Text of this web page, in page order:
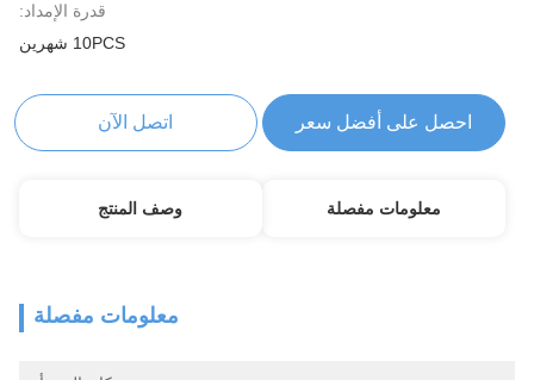
قدرة الإمداد:
10PCS شهرين
احصل على أفضل سعر اتصل الآن
معلومات مفصلة وصف المنتج
معلومات مفصلة